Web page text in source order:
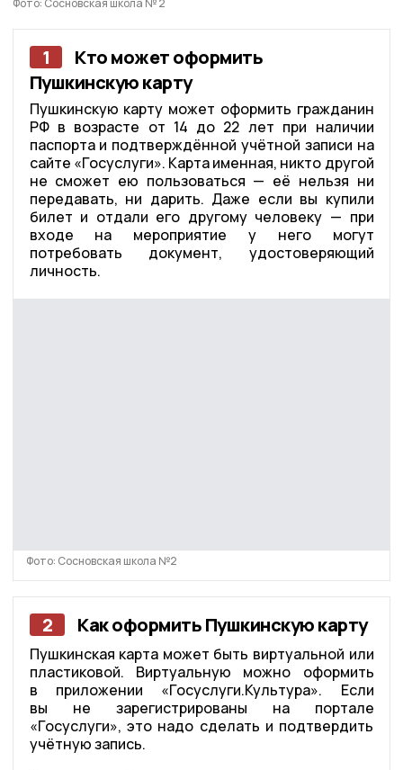
Фото: Сосновская школа № 2
1
Кто может оформить
Пушкинскую карту
Пушкинскую карту может оформить гражданин
РФ в возрасте от 14 до 22 лет при наличии
паспорта и подтверждённой учётной записи на
сайте «Госуслуги». Карта именная, никто другой
не сможет ею пользоваться — её нельзя ни
передавать, ни дарить. Даже если вы купили
билет и отдали его другому человеку — при
входе на мероприятие у него могут
потребовать документ, удостоверяющий
личность.
Фото: Сосновская школа №2
2 Как оформить Пушкинскую карту
Пушкинская карта может быть виртуальной или
пластиковой. Виртуальную можно оформить
в приложении «Госуслуги.Культура». Если
вы не зарегистрированы на портале
«Госуслуги», это надо сделать и подтвердить
учётную запись.